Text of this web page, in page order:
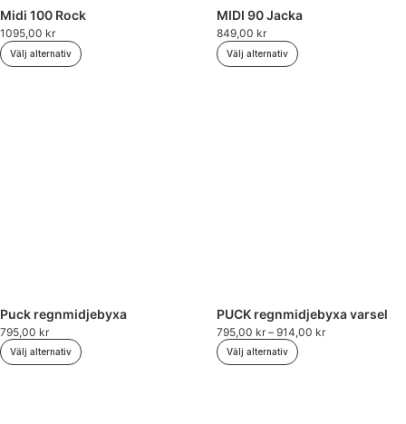
Midi 100 Rock
1095,00 kr
Välj alternativ
MIDI 90 Jacka
849,00 kr
Välj alternativ
Puck regnmidjebyxa
795,00 kr
Välj alternativ
PUCK regnmidjebyxa varsel
795,00 kr – 914,00 kr
Välj alternativ